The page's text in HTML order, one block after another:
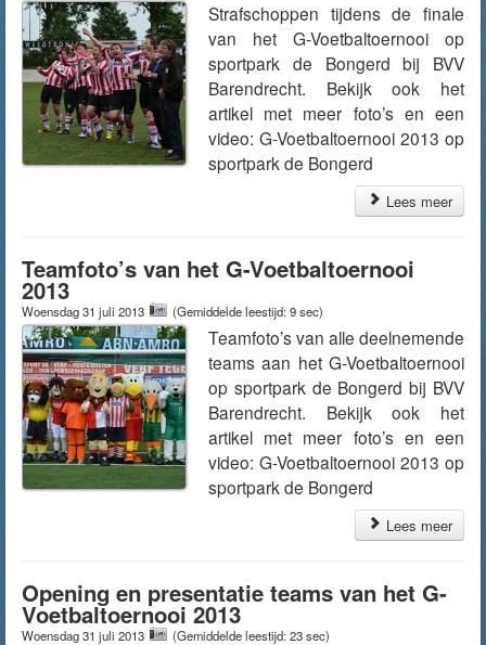
Strafschoppen tijdens de finale
van het G-Voetbaltoernooi op
sportpark de Bongerd bij BVV
Barendrecht. Bekijk ook het
artikel met meer foto’s en een
video: G-Voetbaltoernooi 2013 op
sportpark de Bongerd
Lees meer
Teamfoto’s van het G-Voetbaltoernooi
2013
Woensdag 31 juli 2013 (Gemiddelde leestijd: 9 sec)
Teamfoto’s van alle deelnemende
teams aan het G-Voetbaltoernooi
op sportpark de Bongerd bij BVV
Barendrecht. Bekijk ook het
artikel met meer foto’s en een
video: G-Voetbaltoernooi 2013 op
sportpark de Bongerd
Lees meer
Opening en presentatie teams van het G-
Voetbaltoernooi 2013
Woensdag 31 juli 2013 (Gemiddelde leestijd: 23 sec)